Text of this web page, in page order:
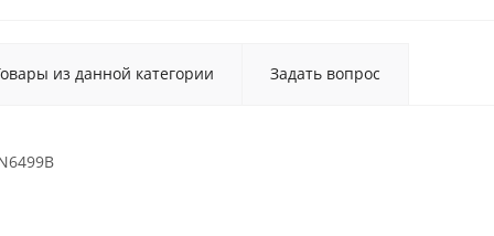
из данной категории Задать вопрос